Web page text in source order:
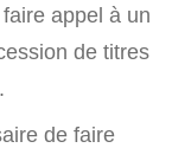
appel à un
de titres
de faire